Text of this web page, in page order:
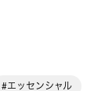
#エッセンシャル